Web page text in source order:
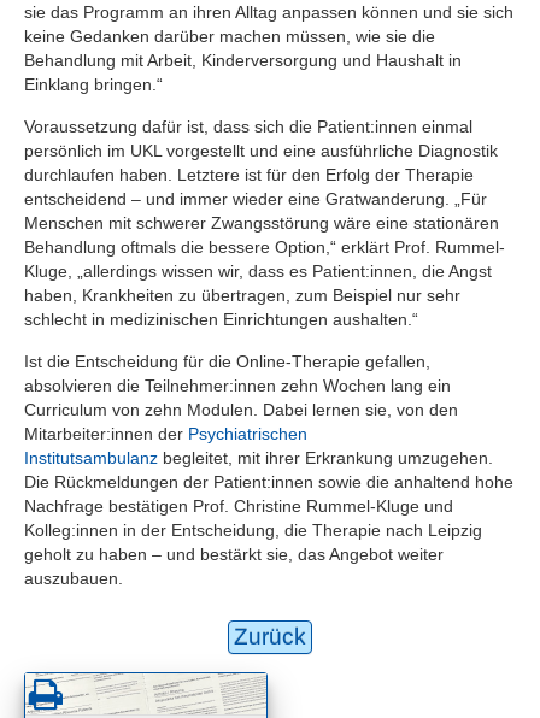
sie das Programm an ihren Alltag anpassen können und sie sich
keine Gedanken darüber machen müssen, wie sie die
Behandlung mit Arbeit, Kinderversorgung und Haushalt in
Einklang bringen.“
Voraussetzung dafür ist, dass sich die Patient:innen einmal
persönlich im UKL vorgestellt und eine ausführliche Diagnostik
durchlaufen haben. Letztere ist für den Erfolg der Therapie
entscheidend – und immer wieder eine Gratwanderung. „Für
Menschen mit schwerer Zwangsstörung wäre eine stationären
Behandlung oftmals die bessere Option,“ erklärt Prof. Rummel-
Kluge, „allerdings wissen wir, dass es Patient:innen, die Angst
haben, Krankheiten zu übertragen, zum Beispiel nur sehr
schlecht in medizinischen Einrichtungen aushalten.“
Ist die Entscheidung für die Online-Therapie gefallen,
absolvieren die Teilnehmer:innen zehn Wochen lang ein
Curriculum von zehn Modulen. Dabei lernen sie, von den
Mitarbeiter:innen der Psychiatrischen
Institutsambulanz begleitet, mit ihrer Erkrankung umzugehen.
Die Rückmeldungen der Patient:innen sowie die anhaltend hohe
Nachfrage bestätigen Prof. Christine Rummel-Kluge und
Kolleg:innen in der Entscheidung, die Therapie nach Leipzig
geholt zu haben – und bestärkt sie, das Angebot weiter
auszubauen.
Zurück